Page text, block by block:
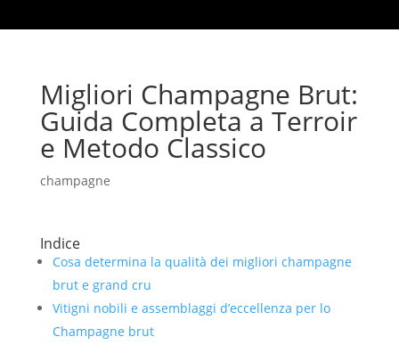
Migliori Champagne Brut:
Guida Completa a Terroir
e Metodo Classico
champagne
Indice
Cosa determina la qualità dei migliori champagne
brut e grand cru
Vitigni nobili e assemblaggi d’eccellenza per lo
Champagne brut